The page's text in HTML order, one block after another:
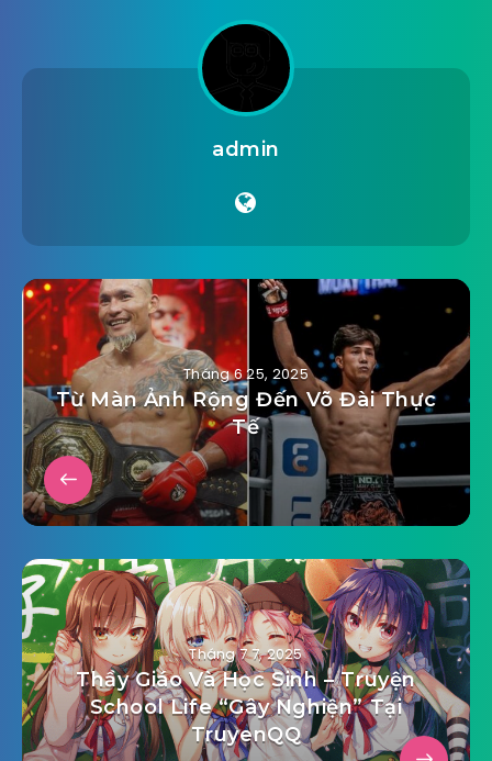
admin
Tháng 6 25, 2025
Từ Màn Ảnh Rộng Đến Võ Đài Thực
Tế
Tháng 7 7, 2025
Thầy Giáo Và Học Sinh – Truyện
School Life “Gây Nghiện” Tại
TruyenQQ